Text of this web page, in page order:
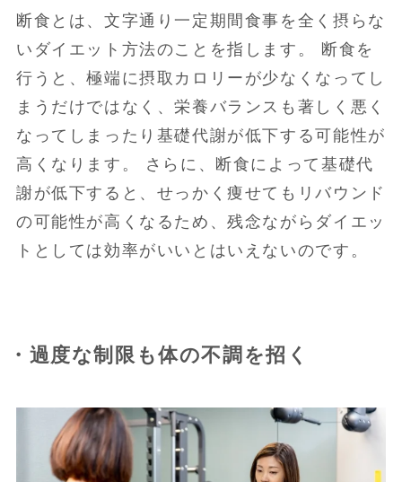
断食とは、文字通り一定期間食事を全く摂らな
いダイエット方法のことを指します。 断食を
行うと、極端に摂取カロリーが少なくなってし
まうだけではなく、栄養バランスも著しく悪く
なってしまったり基礎代謝が低下する可能性が
高くなります。 さらに、断食によって基礎代
謝が低下すると、せっかく痩せてもリバウンド
の可能性が高くなるため、残念ながらダイエッ
トとしては効率がいいとはいえないのです。
・過度な制限も体の不調を招く